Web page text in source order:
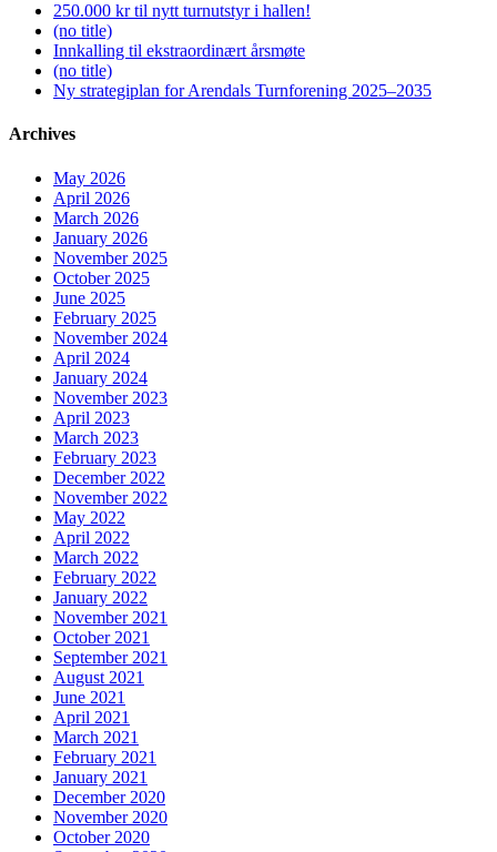
250.000 kr til nytt turnutstyr i hallen!
(no title)
Innkalling til ekstraordinært årsmøte
(no title)
Ny strategiplan for Arendals Turnforening 2025–2035
Archives
May 2026
April 2026
March 2026
January 2026
November 2025
October 2025
June 2025
February 2025
November 2024
April 2024
January 2024
November 2023
April 2023
March 2023
February 2023
December 2022
November 2022
May 2022
April 2022
March 2022
February 2022
January 2022
November 2021
October 2021
September 2021
August 2021
June 2021
April 2021
March 2021
February 2021
January 2021
December 2020
November 2020
October 2020